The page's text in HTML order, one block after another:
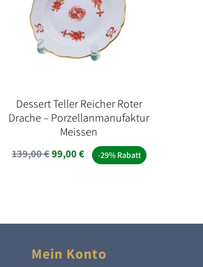
Dessert Teller Reicher Roter
Drache – Porzellanmanufaktur
Meissen
139,00€Ursprünglicher
99,00€Aktueller
-29% Rabatt
Mein Konto